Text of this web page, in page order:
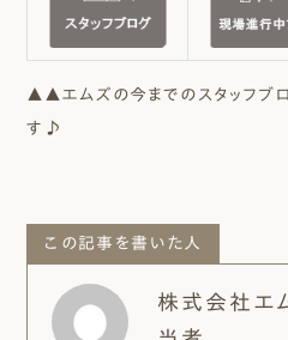
▲▲エムズの今までのスタッフブ
す♪
この記事を書いた人
株式会社エ